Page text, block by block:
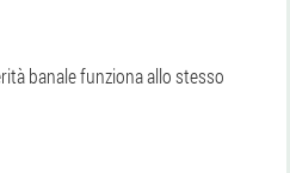
banale funziona allo stesso